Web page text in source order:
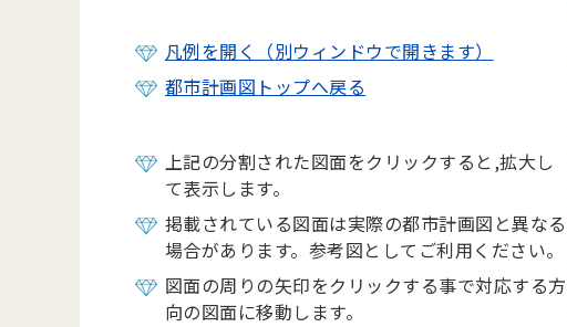
凡例を開く（別ウィンドウで開きます）
都市計画図トップへ戻る
上記の分割された図面をクリックすると,拡大し
て表示します。
掲載されている図面は実際の都市計画図と異なる
場合があります。参考図としてご利用ください。
図面の周りの矢印をクリックする事で対応する方
向の図面に移動します。